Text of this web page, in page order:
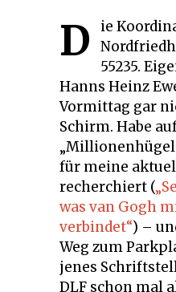
D
ie
55235.
Hanns Heinz
Vormittag gar
Schirm. Habe
für meine
recherchiert (
was van Gogh
verbindet“) –
Weg zum
jenes
DLF schon mal